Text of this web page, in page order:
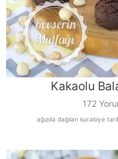
Kakaolu
172
ağızda dağılan kurabiye